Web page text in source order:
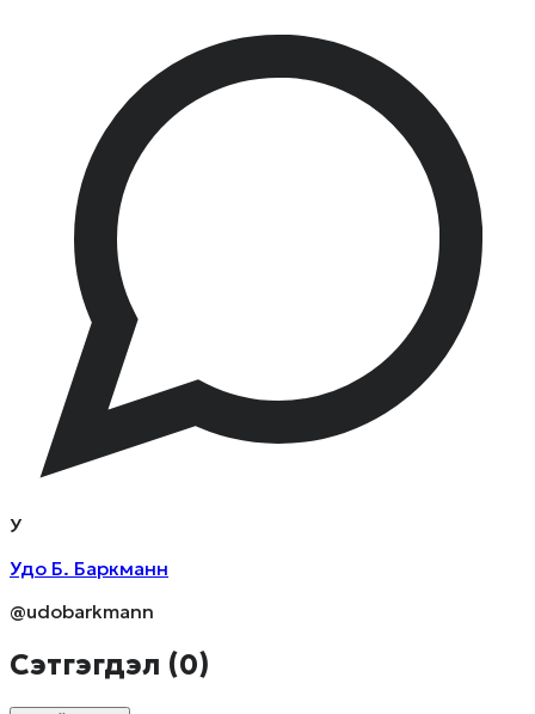
У
Удо Б. Баркманн
@udobarkmann
Сэтгэгдэл (0)